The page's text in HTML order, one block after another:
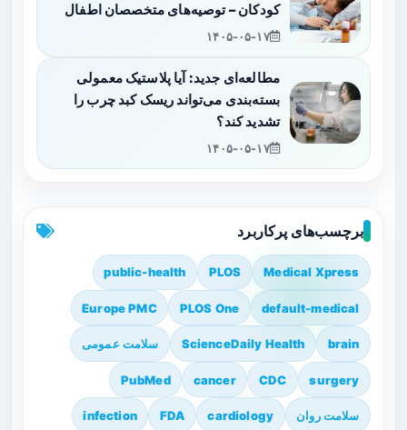
کودکان – توصیه‌های متخصصان اطفال
۱۴۰۵-۰۵-۱۷
مطالعه‌ای جدید: آیا پلاستیک معمولی
بسته‌بندی می‌تواند ریسک کبد چرب را
تشدید کند؟
۱۴۰۵-۰۵-۱۷
برچسب‌های پرکاربرد
Medical Xpress
PLOS
public-health
default-medical
PLOS One
Europe PMC
brain
ScienceDaily Health سلامت عمومی
surgery
CDC
cancer
PubMed
سلامت روان cardiology
FDA
infection